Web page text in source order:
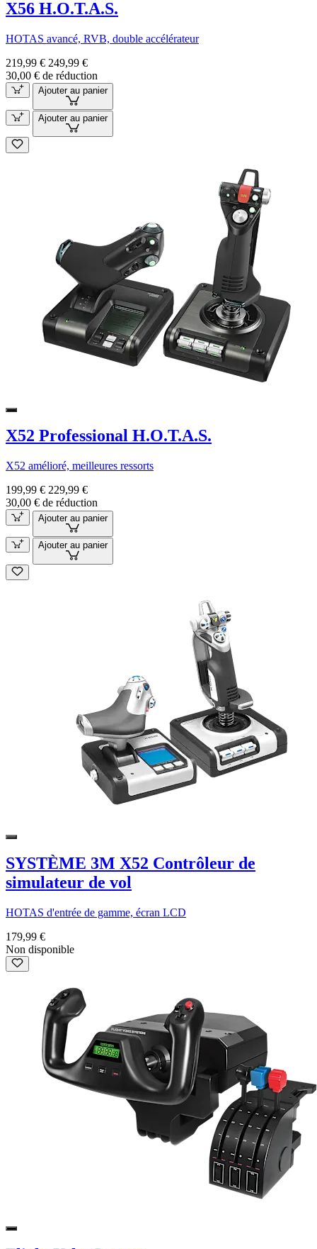
X56 H.O.T.A.S.
HOTAS avancé, RVB, double accélérateur
219,99 € 249,99 €
30,00 € de réduction
Ajouter au panier
Ajouter au panier
X52 Professional H.O.T.A.S.
X52 amélioré, meilleures ressorts
199,99 € 229,99 €
30,00 € de réduction
Ajouter au panier
Ajouter au panier
SYSTÈME 3M X52 Contrôleur de
simulateur de vol
HOTAS d'entrée de gamme, écran LCD
179,99 €
Non disponible